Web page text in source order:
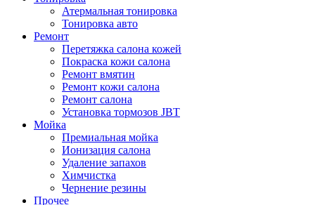
Атермальная тонировка
Тонировка авто
Ремонт
Перетяжка салона кожей
Покраска кожи салона
Ремонт вмятин
Ремонт кожи салона
Ремонт салона
Установка тормозов JBT
Мойка
Премиальная мойка
Ионизация салона
Удаление запахов
Химчистка
Чернение резины
Прочее